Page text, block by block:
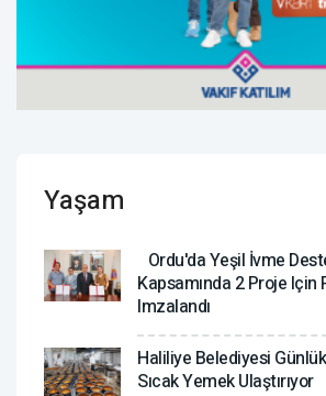
Yaşam
Ordu'da Yeşil İvme
Kapsamında 2 Proje Için
Imzalandı
Haliliye Belediyesi
Sıcak Yemek Ulaştırıyor